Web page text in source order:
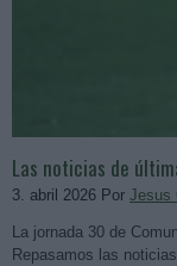
Las noticias de
3. abril 2026 Por Jesus
La jornada 30 de
Repasamos las